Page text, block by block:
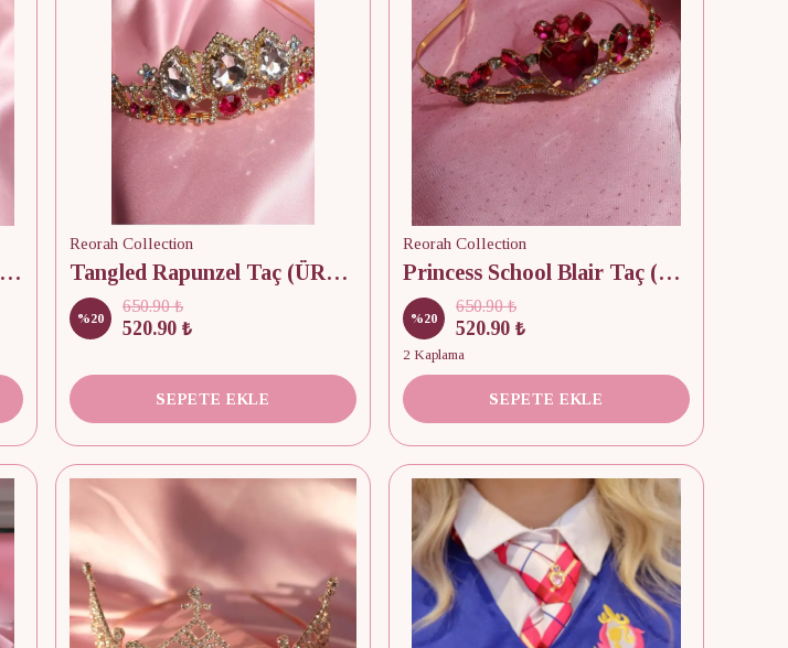
Rapunzel Taç Versiyon 2 (ÜRÜNDE DEFOLAR MEVCUTTUR)
Reorah Collection
Tangled Rapunzel Taç (ÜRÜNDE DEFOLAR MEVCUTTUR)
%20
650.90 ₺
520.90 ₺
SEPETE EKLE
Reorah Collection
Princess School Blair Taç (ÜRÜNDE DEFOLAR MEVCUTTUR)
%20
650.90 ₺
520.90 ₺
2 Kaplama
SEPETE EKLE